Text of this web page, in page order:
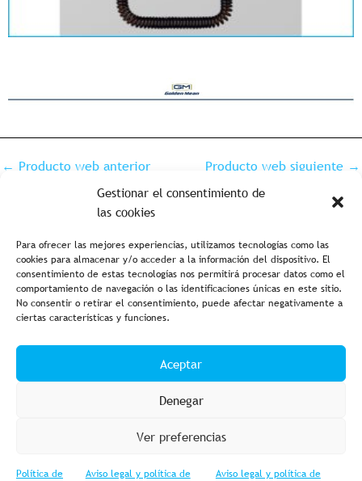
Gestionar el consentimiento de
las cookies
Para ofrecer las mejores experiencias, utilizamos tecnologías como las
cookies para almacenar y/o acceder a la información del dispositivo. El
consentimiento de estas tecnologías nos permitirá procesar datos como el
comportamiento de navegación o las identificaciones únicas en este sitio.
No consentir o retirar el consentimiento, puede afectar negativamente a
ciertas características y funciones.
Aceptar
Denegar
Ver preferencias
Política de Aviso legal y política de Aviso legal y política de
← Producto web anterior Producto web siguiente →
Aviso legal y política de privacidad Política de cookies
Condiciones de compra Accesibilidad